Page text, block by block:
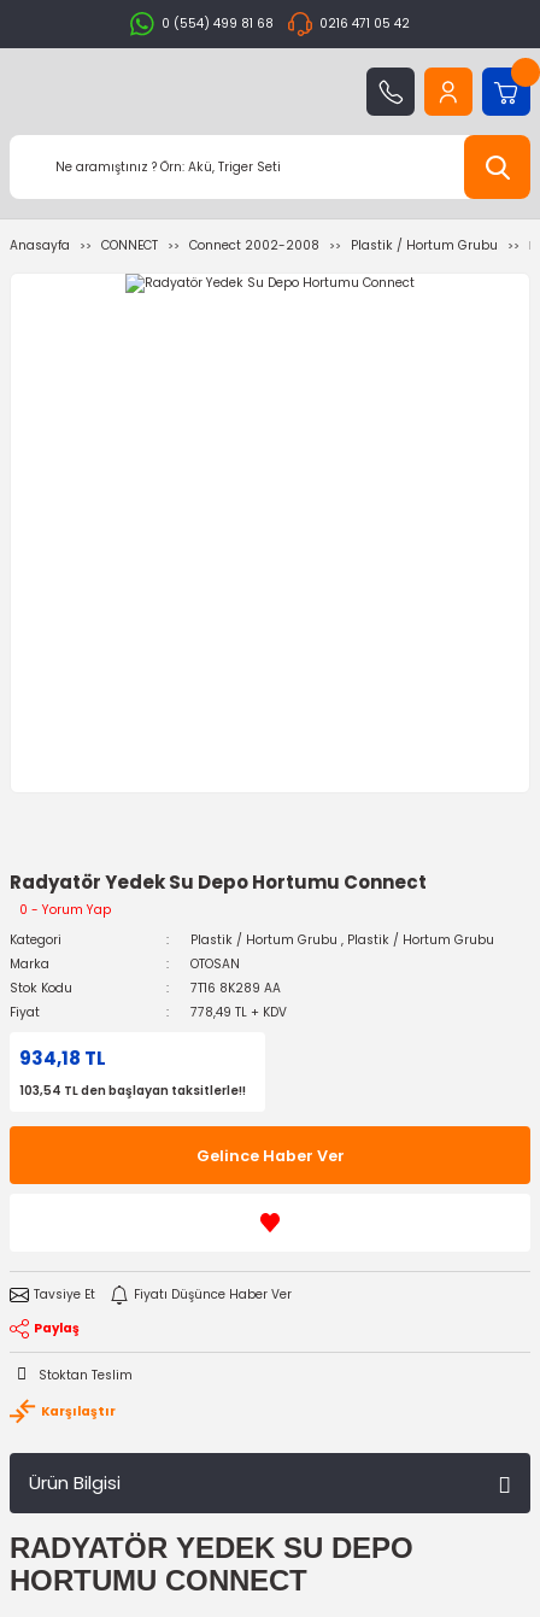
0 (554) 499 81 68 0216 471 05 42
Anasayfa CONNECT Connect 2002-2008 Plastik / Hortum Grubu
Radyatör Yedek Su Depo Hortumu Connect
0 - Yorum Yap
Kategori
Plastik / Hortum Grubu , Plastik / Hortum Grubu
Marka
OTOSAN
Stok Kodu
7T16 8K289 AA
Fiyat
778,49 TL + KDV
934,18 TL
103,54 TL den başlayan taksitlerle!!
Gelince Haber Ver
Tavsiye Et
Fiyatı Düşünce Haber Ver
Paylaş
Stoktan Teslim
Karşılaştır
Ürün Bilgisi
RADYATÖR YEDEK SU DEPO
HORTUMU CONNECT